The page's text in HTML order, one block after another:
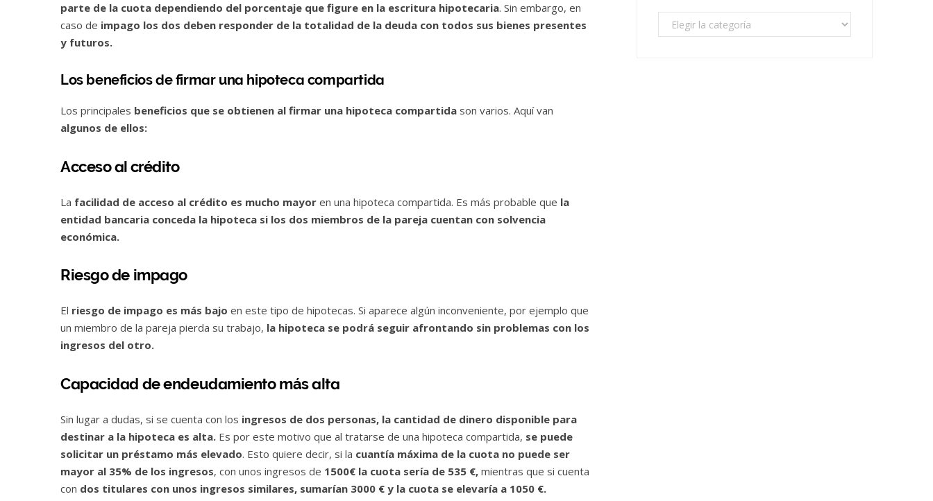
parte de la cuota dependiendo del porcentaje que figure en la escritura hipotecaria. Sin embargo, en
caso de impago los dos deben responder de la totalidad de la deuda con todos sus bienes presentes
y futuros.
Los beneficios de firmar una hipoteca compartida
Los principales beneficios que se obtienen al firmar una hipoteca compartida son varios. Aquí van
algunos de ellos:
Acceso al crédito
La facilidad de acceso al crédito es mucho mayor en una hipoteca compartida. Es más probable que la
entidad bancaria conceda la hipoteca si los dos miembros de la pareja cuentan con solvencia
económica.
Riesgo de impago
El riesgo de impago es más bajo en este tipo de hipotecas. Si aparece algún inconveniente, por ejemplo que
un miembro de la pareja pierda su trabajo, la hipoteca se podrá seguir afrontando sin problemas con los
ingresos del otro.
Capacidad de endeudamiento más alta
Sin lugar a dudas, si se cuenta con los ingresos de dos personas, la cantidad de dinero disponible para
destinar a la hipoteca es alta. Es por este motivo que al tratarse de una hipoteca compartida, se puede
solicitar un préstamo más elevado. Esto quiere decir, si la cuantía máxima de la cuota no puede ser
mayor al 35% de los ingresos, con unos ingresos de 1500€ la cuota sería de 535 €, mientras que si cuenta
con dos titulares con unos ingresos similares, sumarían 3000 € y la cuota se elevaría a 1050 €.
Categorías